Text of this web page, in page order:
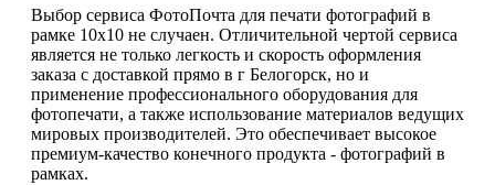
Выбор сервиса ФотоПочта для печати фотографий в
рамке 10х10 не случаен. Отличительной чертой сервиса
является не только легкость и скорость оформления
заказа с доставкой прямо в г Белогорск, но и
применение профессионального оборудования для
фотопечати, а также использование материалов ведущих
мировых производителей. Это обеспечивает высокое
премиум-качество конечного продукта - фотографий в
рамках.